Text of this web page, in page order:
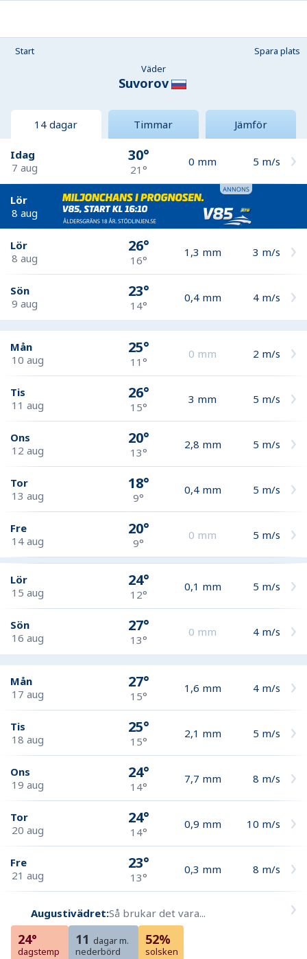
Start
Spara plats
Väder
Suvorov
14 dagar Timmar Jämför
Idag
7 aug
30°
21°
0 mm 5 m/s
Lör
8 aug
Lör
8 aug
26°
16°
1,3 mm 3 m/s
Sön
9 aug
23°
14°
0,4 mm 4 m/s
Mån
10 aug
25°
11°
0 mm 2 m/s
Tis
11 aug
26°
15°
3 mm 5 m/s
Ons
12 aug
20°
13°
2,8 mm 5 m/s
Tor
13 aug
18°
9°
0,4 mm 5 m/s
Fre
14 aug
20°
9°
0 mm 5 m/s
Lör
15 aug
24°
12°
0,1 mm 5 m/s
Sön
16 aug
27°
13°
0 mm 4 m/s
Mån
17 aug
27°
15°
1,6 mm 4 m/s
Tis
18 aug
25°
15°
2,1 mm 5 m/s
Ons
19 aug
24°
14°
7,7 mm 8 m/s
Tor
20 aug
24°
14°
0,9 mm 10 m/s
Fre
21 aug
23°
13°
0,3 mm 8 m/s
Augustivädret:Så brukar det vara...
24°
dagstemp
11 dagar m.
nederbörd
52%
solsken